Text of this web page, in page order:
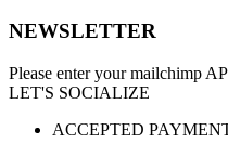
NEWSLETTER
Please enter your mailchimp
LET'S SOCIALIZE
ACCEPTED